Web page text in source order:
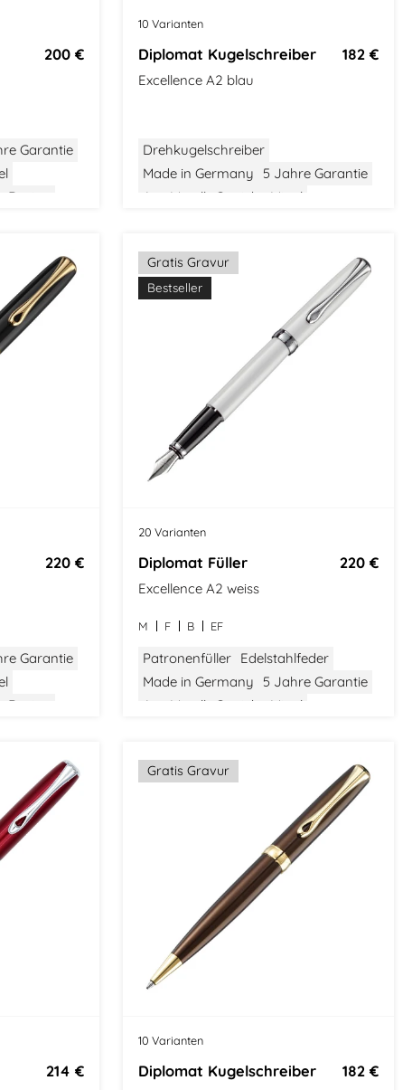
200 €
Garantie
Design
10 Varianten
Diplomat Kugelschreiber 182 €
Excellence A2 blau
Drehkugelschreiber
Made in Germany
5 Jahre Garantie
Aus Metall
Gewicht: Mittel
220 €
Garantie
Design
Gratis Gravur
Bestseller
20 Varianten
Diplomat Füller 220 €
Excellence A2 weiss
M F B EF
Patronenfüller Edelstahlfeder
Made in Germany
5 Jahre Garantie
Aus Metall
Gewicht: Mittel
214 €
Gratis Gravur
10 Varianten
Diplomat Kugelschreiber 182 €